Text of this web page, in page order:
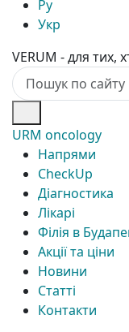
Ру
Укр
VERUM - для тих,
URM oncology
Напрями
CheckUp
Діагностика
Лікарі
Філія в
Акції та ціни
Новини
Статті
Контакти